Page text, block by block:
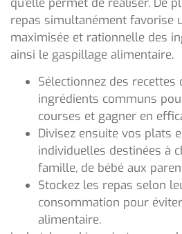
repas simultanément favorise
maximisée et rationnelle des
ainsi le gaspillage alimentaire.
Sélectionnez des
ingrédients communs
courses et gagner en
Divisez ensuite vos plats
individuelles destinées à
famille, de bébé aux
Stockez les repas selon
consommation pour
alimentaire.